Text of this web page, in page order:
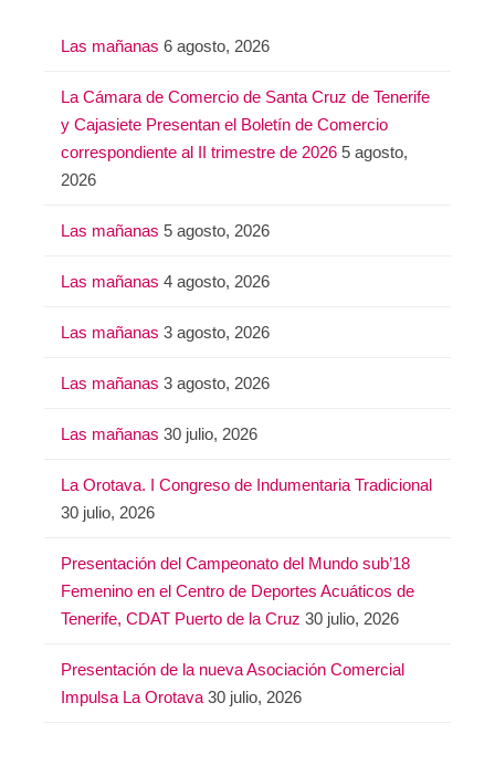
Las mañanas 6 agosto, 2026
La Cámara de Comercio de Santa Cruz de Tenerife
y Cajasiete Presentan el Boletín de Comercio
correspondiente al II trimestre de 2026 5 agosto,
2026
Las mañanas 5 agosto, 2026
Las mañanas 4 agosto, 2026
Las mañanas 3 agosto, 2026
Las mañanas 3 agosto, 2026
Las mañanas 30 julio, 2026
La Orotava. I Congreso de Indumentaria Tradicional
30 julio, 2026
Presentación del Campeonato del Mundo sub’18
Femenino en el Centro de Deportes Acuáticos de
Tenerife, CDAT Puerto de la Cruz 30 julio, 2026
Presentación de la nueva Asociación Comercial
Impulsa La Orotava 30 julio, 2026